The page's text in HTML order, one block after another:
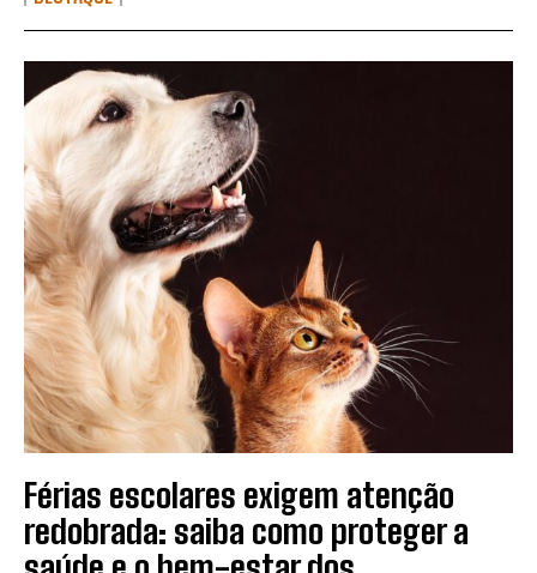
Férias escolares exigem atenção
redobrada: saiba como proteger a